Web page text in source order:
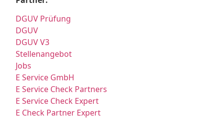
DGUV Prüfung
DGUV
DGUV V3
Stellenangebot
Jobs
E Service GmbH
E Service Check Partners
E Service Check Expert
E Check Partner Expert